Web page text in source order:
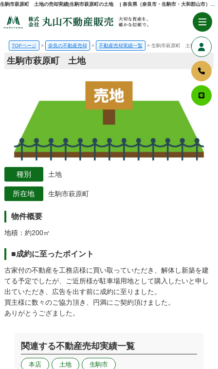
TOPページ 奈良の不動産売却 不動産売却実績一覧 生駒市萩原町 土地
生駒市萩原町 土地
土地
生駒市萩原町
物件概要
地積：約200㎡
■成約に至ったポイント
古家付の不動産を工務店様に買い取っていただき、解体し新築を建
てる予定でしたが、ご近所様が駐車場用地として購入したいと申し
出ていただき、広告を出す前に成約に至りました。
買主様に数々のご協力頂き、円満にご契約頂けました。
ありがとうござました。
関連する不動産売却実績一覧
本店 土地 生駒市